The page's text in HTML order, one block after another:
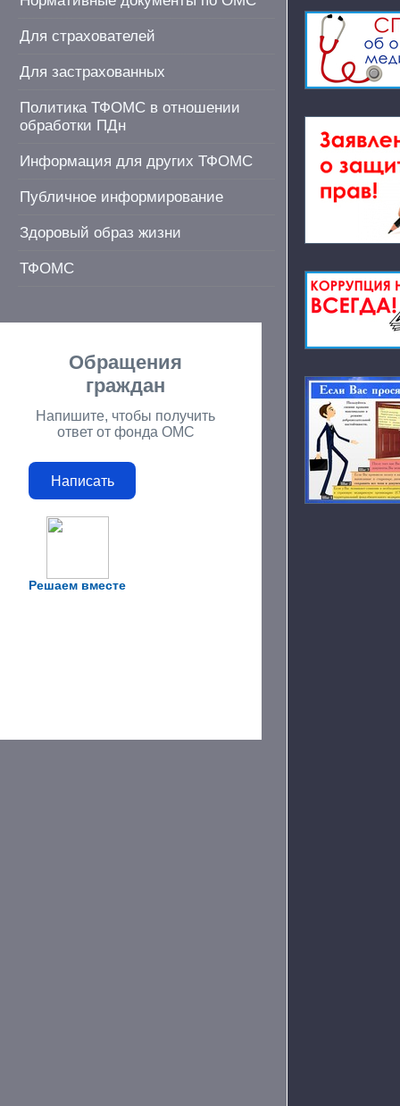
Для страхователей
Для застрахованных
Политика ТФОМС в отношении
обработки ПДн
Информация для других ТФОМС
Публичное информирование
Здоровый образ жизни
ТФОМС
Решаем вместе
Обращения
граждан
Напишите, чтобы получить
ответ от фонда ОМС
Написать